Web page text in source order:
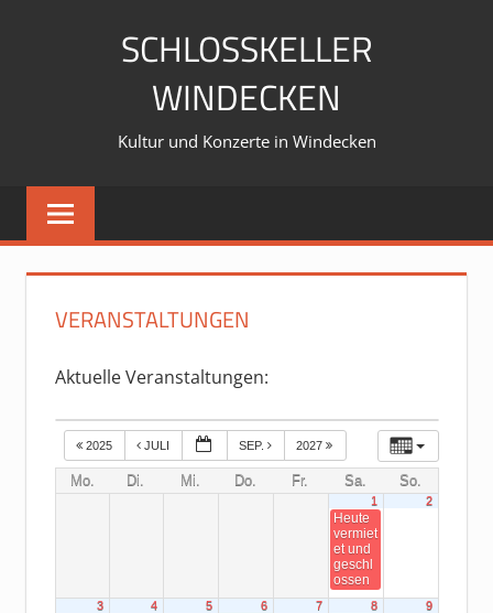
SCHLOSSKELLER
WINDECKEN
Kultur und Konzerte in Windecken
VERANSTALTUNGEN
Aktuelle Veranstaltungen:
2025 JULI SEP. 2027
Mo. Di. Mi. Do. Fr. Sa. So.
1
Heute
vermiet
et und
geschl
ossen
2
3 4 5 6 7 8 9